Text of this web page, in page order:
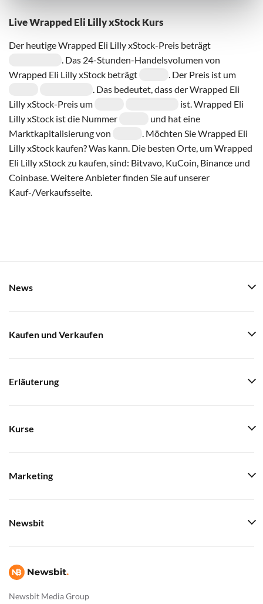
Live Wrapped Eli Lilly xStock Kurs
Der heutige Wrapped Eli Lilly xStock-Preis beträgt
. Das 24-Stunden-Handelsvolumen von
Wrapped Eli Lilly xStock beträgt
. Der Preis ist um
. Das bedeutet, dass der Wrapped Eli
Lilly xStock-Preis um
ist. Wrapped Eli
Lilly xStock ist die Nummer
und hat eine
Marktkapitalisierung von
. Möchten Sie Wrapped Eli
Lilly xStock kaufen? Was kann. Die besten Orte, um Wrapped
Eli Lilly xStock zu kaufen, sind: Bitvavo, KuCoin, Binance und
Coinbase. Weitere Anbieter finden Sie auf unserer
Kauf-/Verkaufsseite.
Newsbit Media Group
News
Kaufen und Verkaufen
Erläuterung
Kurse
Marketing
Newsbit